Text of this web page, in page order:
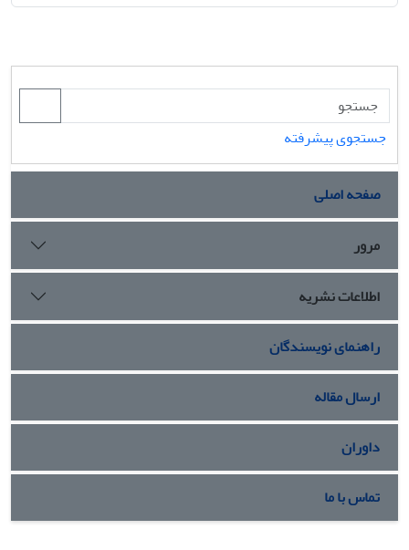
جستجوی پیشرفته
صفحه اصلی
مرور
اطلاعات نشریه
راهنمای نویسندگان
ارسال مقاله
داوران
تماس با ما